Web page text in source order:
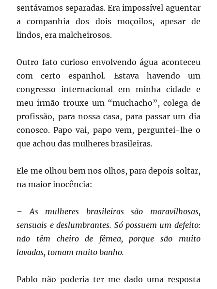
sentávamos separadas. Era impossível aguentar
a companhia dos dois moçoilos, apesar de
lindos, era malcheirosos.
Outro fato curioso envolvendo água aconteceu
com certo espanhol. Estava havendo um
congresso internacional em minha cidade e
meu irmão trouxe um “muchacho”, colega de
profissão, para nossa casa, para passar um dia
conosco. Papo vai, papo vem, perguntei-lhe o
que achou das mulheres brasileiras.
Ele me olhou bem nos olhos, para depois soltar,
na maior inocência:
– As mulheres brasileiras são maravilhosas,
sensuais e deslumbrantes. Só possuem um defeito:
não têm cheiro de fêmea, porque são muito
lavadas, tomam muito banho.
Pablo não poderia ter me dado uma resposta